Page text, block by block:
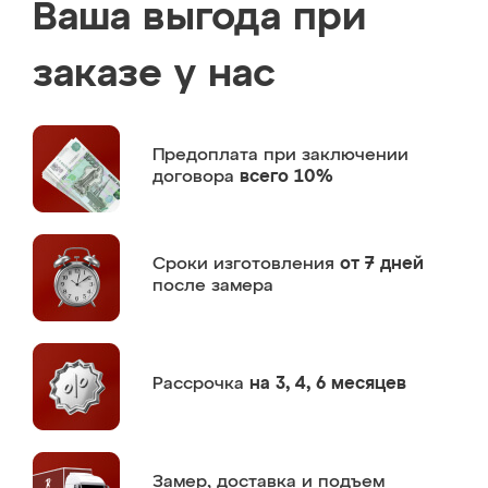
Ваша выгода при
заказе у нас
Предоплата при заключении
договора всего 10%
Сроки изготовления от 7 дней
после замера
Рассрочка на 3, 4, 6 месяцев
Замер, доставка и подъем